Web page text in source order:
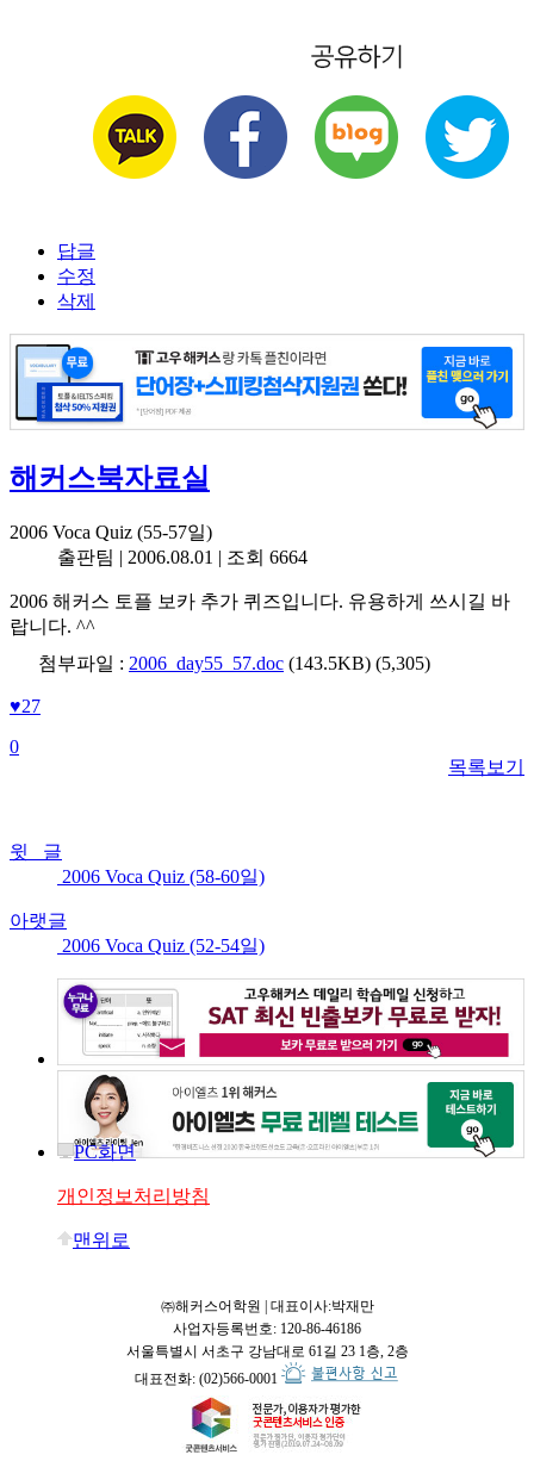
답글
수정
삭제
해커스북자료실
2006 Voca Quiz (55-57일)
출판팀 | 2006.08.01 | 조회 6664
2006 해커스 토플 보카 추가 퀴즈입니다. 유용하게 쓰시길 바
랍니다. ^^
첨부파일 : 2006_day55_57.doc (143.5KB) (5,305)
♥27
목록보기
0
윗 글
2006 Voca Quiz (58-60일)
아랫글
2006 Voca Quiz (52-54일)
PC화면
개인정보처리방침
맨위로
㈜해커스어학원 | 대표이사:박재만
사업자등록번호: 120-86-46186
서울특별시 서초구 강남대로 61길 23 1층, 2층
대표전화: (02)566-0001